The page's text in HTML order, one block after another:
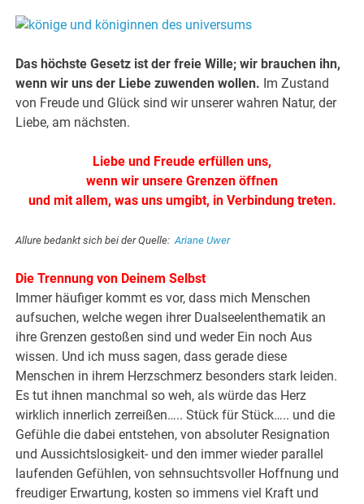
Das höchste Gesetz ist der freie Wille; wir brauchen ihn,
wenn wir uns der Liebe zuwenden wollen. Im Zustand
von Freude und Glück sind wir unserer wahren Natur, der
Liebe, am nächsten.
Liebe und Freude erfüllen uns,
wenn wir unsere Grenzen öffnen
und mit allem, was uns umgibt, in Verbindung treten.
Allure bedankt sich bei der Quelle:Ariane Uwer
Die Trennung von Deinem Selbst
Immer häufiger kommt es vor, dass mich Menschen
aufsuchen, welche wegen ihrer Dualseelenthematik an
ihre Grenzen gestoßen sind und weder Ein noch Aus
wissen. Und ich muss sagen, dass gerade diese
Menschen in ihrem Herzschmerz besonders stark leiden.
Es tut ihnen manchmal so weh, als würde das Herz
wirklich innerlich zerreißen….. Stück für Stück….. und die
Gefühle die dabei entstehen, von absoluter Resignation
und Aussichtslosigkeit- und den immer wieder parallel
laufenden Gefühlen, von sehnsuchtsvoller Hoffnung und
freudiger Erwartung, kosten so immens viel Kraft und